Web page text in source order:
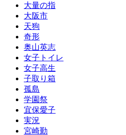
大量の指
大阪市
天狗
奇形
奥山英志
女子トイレ
女子高生
子取り箱
孤島
学園祭
宜保愛子
実況
宮崎勤